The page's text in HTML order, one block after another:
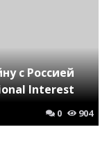
с Россией
Interest
0 904